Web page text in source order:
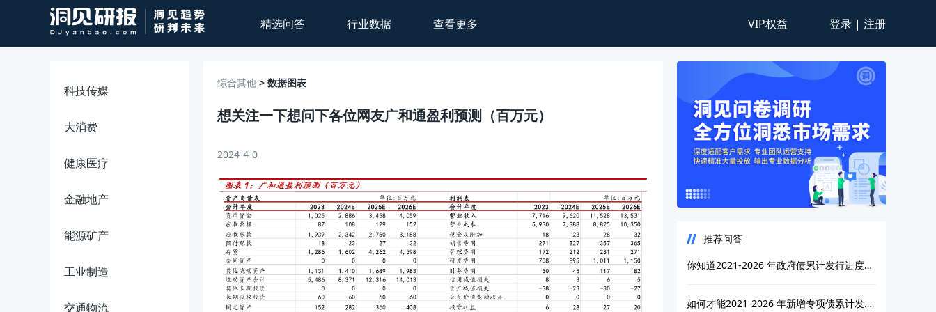
精选问答 行业数据 查看更多 VIP权益 登录 | 注册
科技传媒
大消费
健康医疗
金融地产
能源矿产
工业制造
交通物流
综合其他 > 数据图表
想关注一下想问下各位网友广和通盈利预测（百万元）
2024-4-0
推荐问答
你知道2021-2026 年政府债累计发行进度，26 年进度明显偏慢，截至 26H1 发行进度 42%?
如何才能2021-2026 年新增专项债累计发行进度，26 年进度明显偏慢，截至 26H1 发行进度 38%?